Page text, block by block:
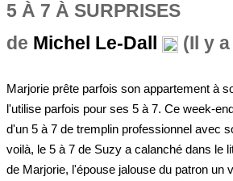
5 À 7 À SURPRISES
de Michel Le-Dall (Il y
Marjorie prête parfois son appartement à
l'utilise parfois pour ses 5 à 7. Ce week-
d'un 5 à 7 de tremplin professionnel avec
voilà, le 5 à 7 de Suzy a calanché dans le
de Marjorie, l'épouse jalouse du patron un